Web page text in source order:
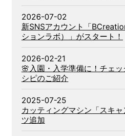
2026-07-02
新SNSアカウント「
ションラボ）」がスタート！
2026-02-21
🌸入園・入学準備に！チェ
シピのご紹介
2025-07-25
カッティングマシン「スキ
ツ追加